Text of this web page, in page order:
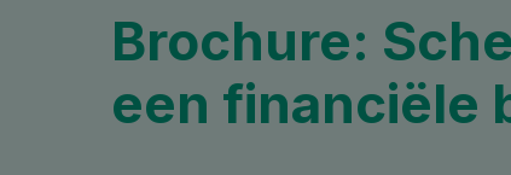
Brochure:
een financiële